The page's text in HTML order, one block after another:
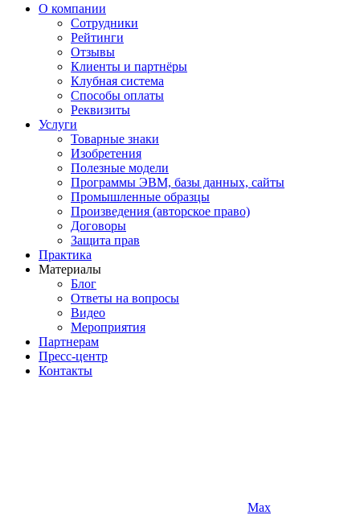
О компании
Сотрудники
Рейтинги
Отзывы
Клиенты и партнёры
Клубная система
Способы оплаты
Реквизиты
Услуги
Товарные знаки
Изобретения
Полезные модели
Программы ЭВМ, базы данных, сайты
Промышленные образцы
Произведения (авторское право)
Договоры
Защита прав
Практика
Материалы
Блог
Ответы на вопросы
Видео
Мероприятия
Партнерам
Пресс-центр
Контакты
Max